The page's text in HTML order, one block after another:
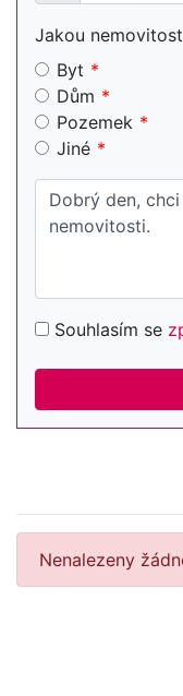
Jakou
Byt
Dům
Pozemek
Jiné
Souhlasím se
Nenalezeny